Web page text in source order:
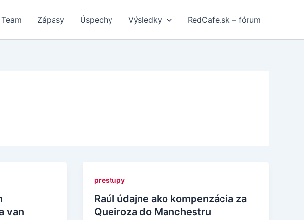
Team Zápasy Úspechy Výsledky RedCafe.sk – fórum
van
prestupy
Raúl údajne ako kompenzácia za
Queiroza do Manchestru